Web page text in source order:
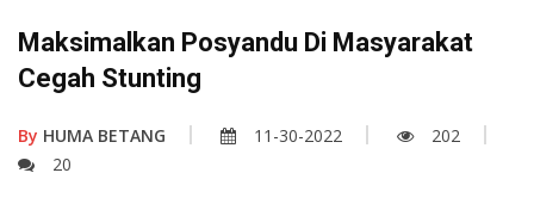
Maksimalkan Posyandu Di Masyarakat
Cegah Stunting
By HUMA BETANG 11-30-2022
202
20